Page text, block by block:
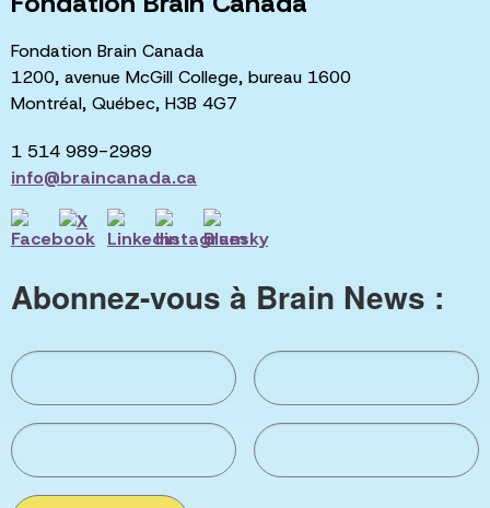
Fondation Brain Canada
1200, avenue McGill College, bureau 1600
Montréal, Québec, H3B 4G7
1 514 989-2989
info@braincanada.ca
Abonnez-vous à Brain News :